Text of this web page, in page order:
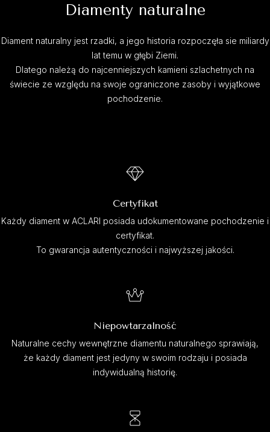
Diamenty naturalne
Diament naturalny jest rzadki, a jego historia rozpoczęła sie miliardy
lat temu w głębi Ziemi.
Dlatego należą do najcenniejszych kamieni szlachetnych na
świecie ze względu na swoje ograniczone zasoby i wyjątkowe
pochodzenie.
Certyfikat
Każdy diament w ACLARI posiada udokumentowane pochodzenie i
certyfikat.
To gwarancja autentyczności i najwyższej jakości.
Niepowtarzalność
Naturalne cechy wewnętrzne diamentu naturalnego sprawiają,
że każdy diament jest jedyny w swoim rodzaju i posiada
indywidualną historię.